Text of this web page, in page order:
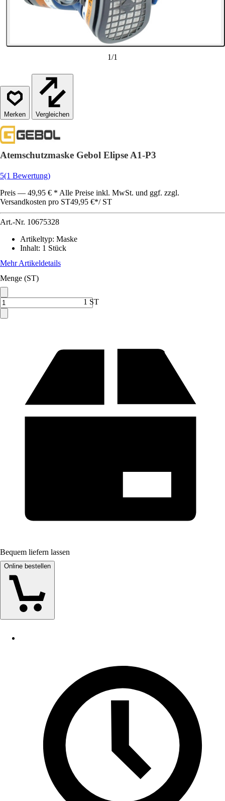
1/1
Vergleichen
Atemschutzmaske Gebol Elipse A1-P3
5(1 Bewertung)
Preis — 49,95 € * Alle Preise inkl. MwSt. und ggf. zzgl.
Versandkosten pro ST49,95 €*/ ST
Art.-Nr. 10675328
Artikeltyp: Maske
Inhalt: 1 Stück
Mehr Artikeldetails
Menge (ST)
1 ST
Bequem liefern lassen
Online bestellen